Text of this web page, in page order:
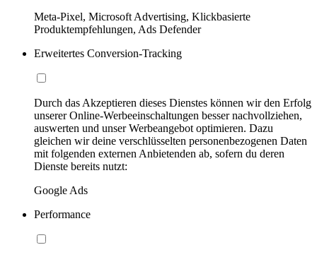
Meta-Pixel, Microsoft Advertising, Klickbasierte
Produktempfehlungen, Ads Defender
Erweitertes Conversion-Tracking
Durch das Akzeptieren dieses Dienstes können wir den Erfolg
unserer Online-Werbeeinschaltungen besser nachvollziehen,
auswerten und unser Werbeangebot optimieren. Dazu
gleichen wir deine verschlüsselten personenbezogenen Daten
mit folgenden externen Anbietenden ab, sofern du deren
Dienste bereits nutzt:
Google Ads
Performance